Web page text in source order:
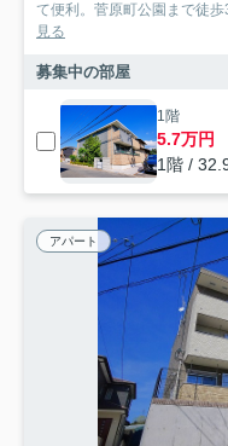
て便利。菅原町公園まで徒
見る
募集中の部屋
1階
5.7万円
1階 /
アパート